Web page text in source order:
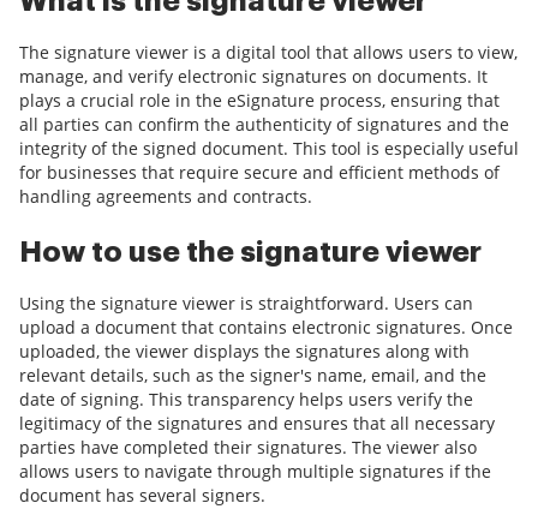
The signature viewer is a digital tool that allows users to view,
manage, and verify electronic signatures on documents. It
plays a crucial role in the eSignature process, ensuring that
all parties can confirm the authenticity of signatures and the
integrity of the signed document. This tool is especially useful
for businesses that require secure and efficient methods of
handling agreements and contracts.
How to use the signature viewer
Using the signature viewer is straightforward. Users can
upload a document that contains electronic signatures. Once
uploaded, the viewer displays the signatures along with
relevant details, such as the signer's name, email, and the
date of signing. This transparency helps users verify the
legitimacy of the signatures and ensures that all necessary
parties have completed their signatures. The viewer also
allows users to navigate through multiple signatures if the
document has several signers.